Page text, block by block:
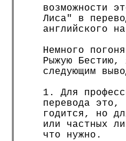
возможности
Лиса" в
английского
Немного
Рыжую Бестию,
следующим
1. Для
перевода это,
годится, но
или частных
что нужно.